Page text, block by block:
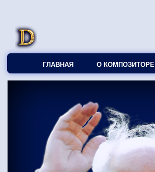
ГЛАВНАЯ О КОМПОЗИТОРЕ